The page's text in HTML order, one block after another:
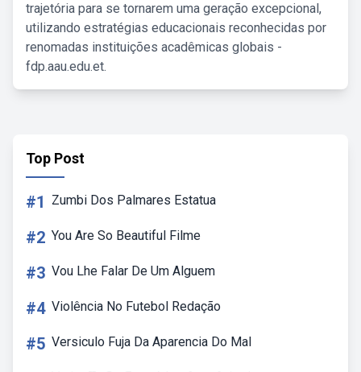
trajetória para se tornarem uma geração excepcional,
utilizando estratégias educacionais reconhecidas por
renomadas instituições acadêmicas globais -
fdp.aau.edu.et.
Top Post
#1 Zumbi Dos Palmares Estatua
#2 You Are So Beautiful Filme
#3 Vou Lhe Falar De Um Alguem
#4 Violência No Futebol Redação
#5 Versiculo Fuja Da Aparencia Do Mal